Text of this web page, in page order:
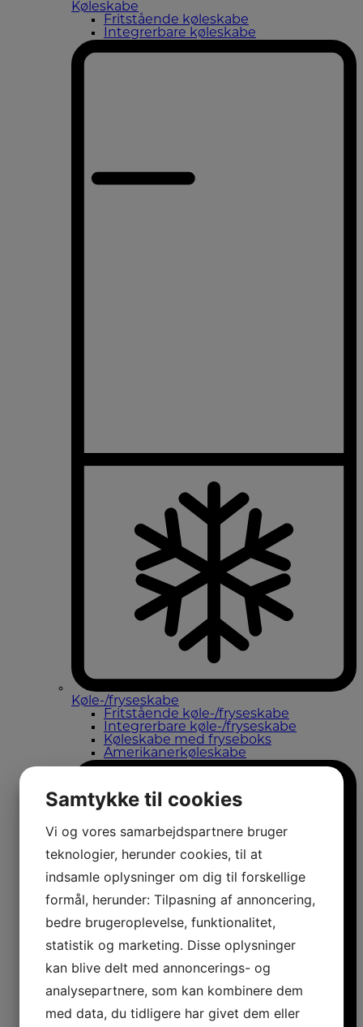
Køleskabe
Fritstående køleskabe
Integrerbare køleskabe
Køle-/fryseskabe
Fritstående køle-/fryseskabe
Integrerbare køle-/fryseskabe
Køleskabe med fryseboks
Amerikanerkøleskabe
Samtykke til cookies
Vi og vores samarbejdspartnere bruger
teknologier, herunder cookies, til at
indsamle oplysninger om dig til forskellige
formål, herunder: Tilpasning af annoncering,
bedre brugeroplevelse, funktionalitet,
statistik og marketing. Disse oplysninger
kan blive delt med annoncerings- og
analysepartnere, som kan kombinere dem
med data, du tidligere har givet dem eller